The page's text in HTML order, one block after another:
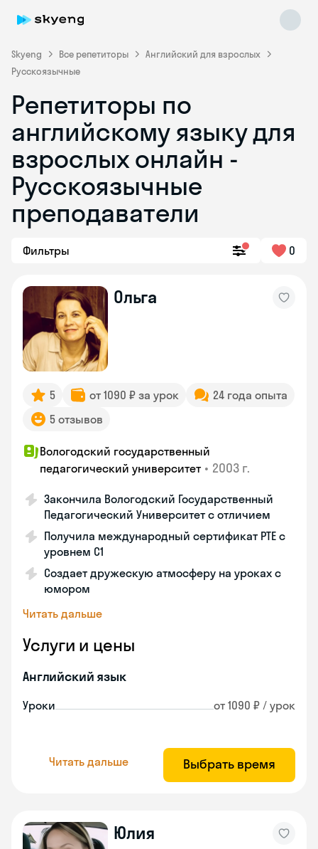
Skyeng Все репетиторы
Английский для взрослых
Русскоязычные
Репетиторы по
английскому языку для
взрослых онлайн -
Русскоязычные
преподаватели
Фильтры 0
Ольга
5 от 1090 ₽ за урок
24 года опыта
5 отзывов
Вологодский государственный
педагогический университет • 2003 г.
Закончила Вологодский Государственный
Педагогический Университет с отличием
Получила международный сертификат PTE с
уровнем C1
Создает дружескую атмосферу на уроках с
юмором
Читать дальше
Услуги и цены
Английский язык
Уроки от 1090 ₽ / урок
Читать дальше Выбрать время
Юлия
Skyeng Chat